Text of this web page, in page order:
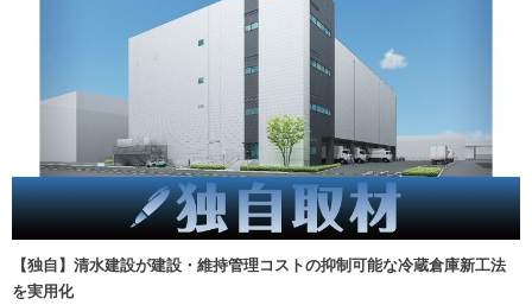
【独自】清水建設が建設・維持管理コストの抑制可能な冷蔵倉庫新工法
を実用化